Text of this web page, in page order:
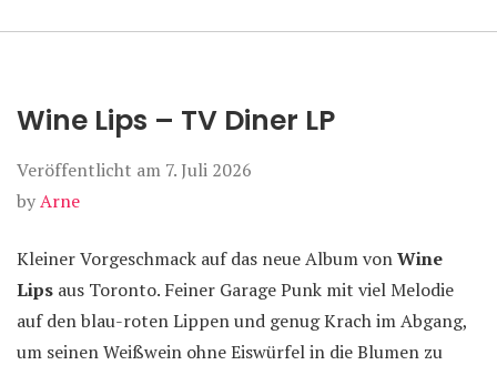
Wine Lips – TV Diner LP
Veröffentlicht am 7. Juli 2026
byArne
Kleiner Vorgeschmack auf das neue Album vonWine
Lips aus Toronto. Feiner Garage Punk mit viel Melodie
auf den blau-roten Lippen und genug Krach im Abgang,
um seinen Weißwein ohne Eiswürfel in die Blumen zu